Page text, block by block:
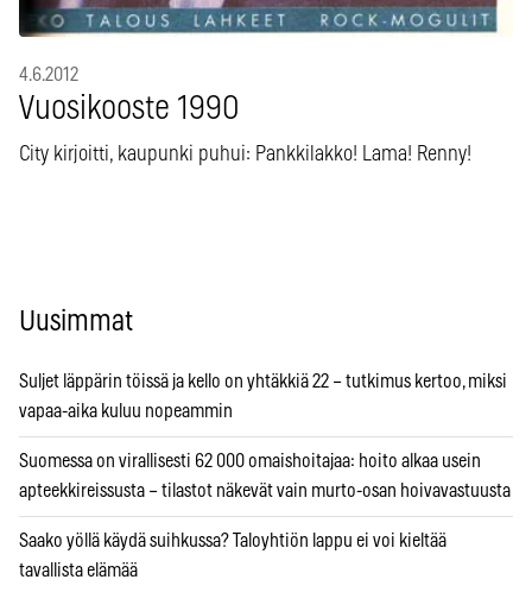
4.6.2012
Vuosikooste 1990
City kirjoitti, kaupunki puhui: Pankkilakko! Lama! Renny!
Uusimmat
Suljet läppärin töissä ja kello on yhtäkkiä 22 – tutkimus kertoo, miksi
vapaa-aika kuluu nopeammin
Suomessa on virallisesti 62 000 omaishoitajaa: hoito alkaa usein
apteekkireissusta – tilastot näkevät vain murto-osan hoivavastuusta
Saako yöllä käydä suihkussa? Taloyhtiön lappu ei voi kieltää
tavallista elämää